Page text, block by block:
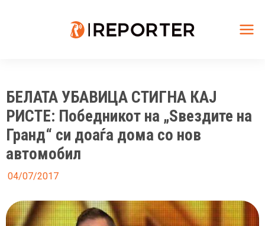
БЕЛАТА УБАВИЦА СТИГНА КАЈ
РИСТЕ: Победникот на „Ѕвездите на
Гранд“ си доаѓа дома со нов
автомобил
04/07/2017